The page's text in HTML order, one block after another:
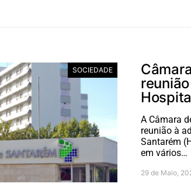
SOCIEDADE
A Câmara
reunião à
Santarém
em vários…
29 de Maio,